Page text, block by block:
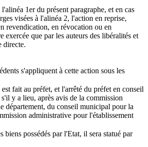
1er du présent paragraphe, et en cas
visées à l'alinéa 2, l'action en reprise,
revendication, en révocation ou en
exercée que par les auteurs des libéralités et
directe.
s'appliquent à cette action sous les
fait au préfet, et l'arrêté du préfet en conseil
y a lieu, après avis de la commission
département, du conseil municipal pour la
administrative pour l'établissement
biens possédés par l'Etat, il sera statué par